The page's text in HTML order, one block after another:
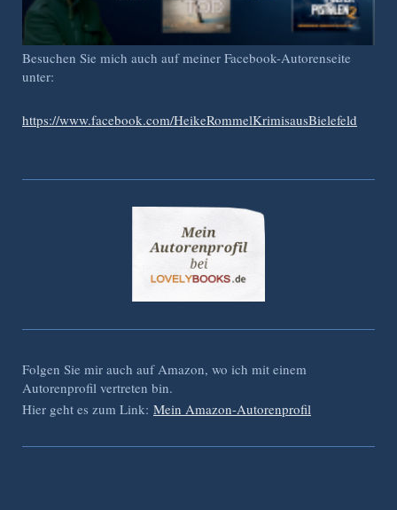
Besuchen Sie mich auch auf meiner Facebook-Autorenseite
unter:
https://www.facebook.com/HeikeRommelKrimisausBielefeld
Folgen Sie mir auch auf Amazon, wo ich mit einem
Autorenprofil vertreten bin.
Hier geht es zum Link: Mein Amazon-Autorenprofil